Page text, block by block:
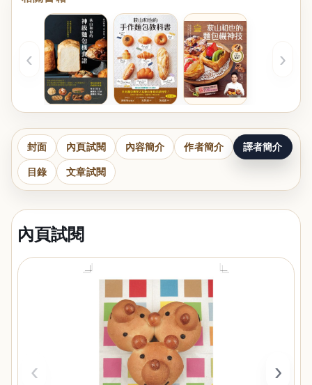
‹ ›
封面 內頁試閱 內容簡介 作者簡介 譯者簡介
目錄 文章試閱
內頁試閱
‹ ›